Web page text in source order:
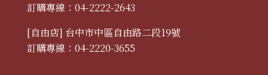
訂購專線：04-2222-2643
[自由店] 台中市中區自由路二段19號
訂購專線：04-2220-3655